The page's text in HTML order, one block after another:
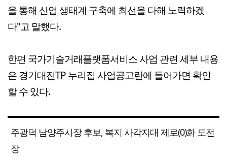
을 통해 산업 생태계 구축에 최선을 다해 노력하겠
다"고 말했다.
한편 국가기술거래플랫폼서비스 사업 관련 세부 내용
은 경기대진TP 누리집 사업공고란에 들어가면 확인
할 수 있다.
주광덕 남양주시장 후보, 복지 사각지대 제로(0)화 도전
장